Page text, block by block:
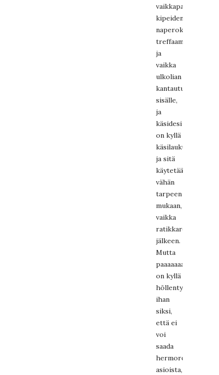
vaikkapa
kipeiden
naperokavereiden
treffaamisessa
ja
vaikka
ulkolian
kantautumisessa
sisälle,
ja
käsidesi
on kyllä
käsilaukussa
ja sitä
käytetään
vähän
tarpeen
mukaan,
vaikka
ratikkareissun
jälkeen.
Mutta
paaaaaaaljon
on kyllä
höllentynyt
ihan
siksi,
että ei
voi
saada
hermoromahdusta
asioista,